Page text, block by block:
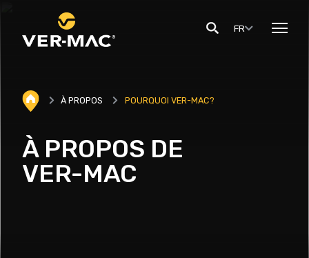
FR
À PROPOS POURQUOI VER-MAC?
À PROPOS DE
VER-MAC